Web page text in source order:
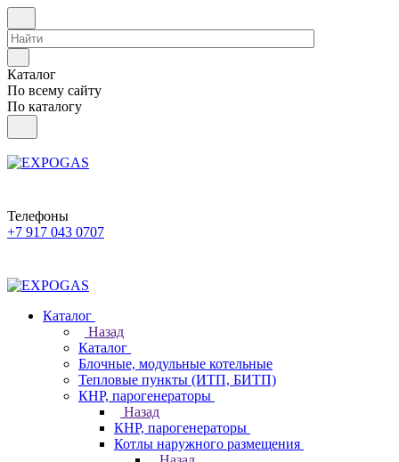
Каталог
По всему сайту
По каталогу
Телефоны
+7 917 043 0707
Каталог
Назад
Каталог
Блочные, модульные котельные
Тепловые пункты (ИТП, БИТП)
КНР, парогенераторы
Назад
КНР, парогенераторы
Котлы наружного размещения